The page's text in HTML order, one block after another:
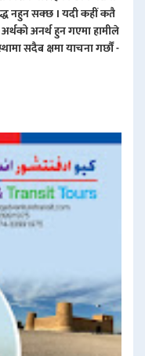
नहुन सक्छ । यदी कहीं कतै
अनर्थ हुन गएमा हामीले
सदैब क्षमा याचना गर्छौं -